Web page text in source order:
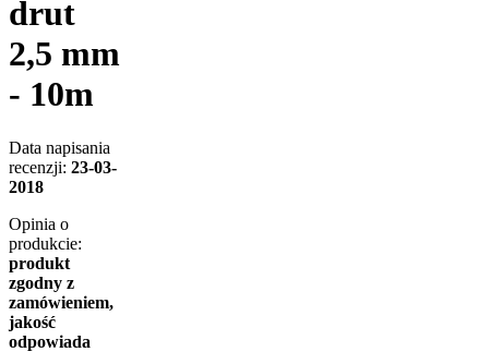
drut
2,5 mm
- 10m
Data napisania
recenzji: 23-03-
2018
Opinia o
produkcie:
produkt
zgodny z
zamówieniem,
jakość
odpowiada